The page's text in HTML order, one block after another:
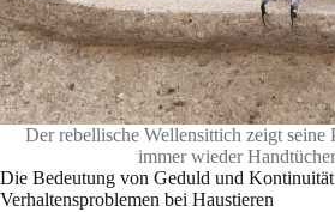
Der rebellische Wellensittich zeigt seine
immer wieder
Die Bedeutung von Geduld und
Verhaltensproblemen bei Haustieren